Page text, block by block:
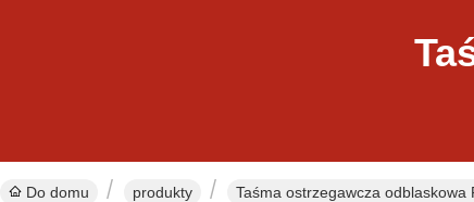
Do domu produkty Taśma ostrzegawcza odblaskowa